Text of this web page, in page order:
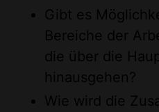
Gibt es
Bereiche der
die über die
hinausgehen?
Wie wird die